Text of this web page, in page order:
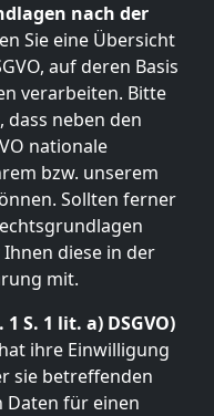
nach der
Sie eine Übersicht
auf deren Basis
verarbeiten. Bitte
dass neben den
nationale
bzw. unserem
Sollten ferner
diese in der
mit.
S. 1 lit. a) DSGVO)
ihre Einwilligung
sie betreffenden
Daten für einen